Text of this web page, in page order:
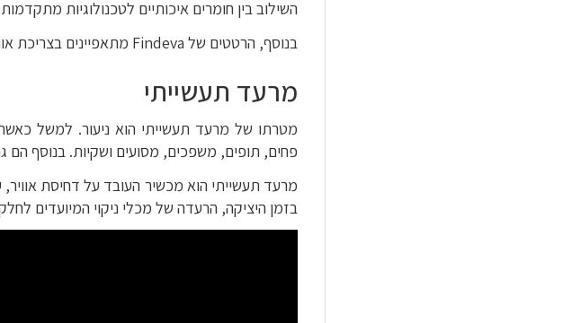
השילוב בין חומרים איכותיים לטכנולוגיות
בנוסף, הרטטים של Findeva מתאפיינים בצריכת אוויר נמוכה במיוחד, מה שתורם לחיסכון תפעולי משמעותי לצד ביצועים מיטביים.
מרעד תעשייתי
מטרתו של מרעד תעשייתי הוא ניעור. למשל
פחים, תופים, משפכים, מסועים ושקיות. בנוסף הם
מרעד תעשייתי הוא מכשיר העובד על דחיסת
בזמן היציקה, הרעדה של מכלי ניקוי המיועדים